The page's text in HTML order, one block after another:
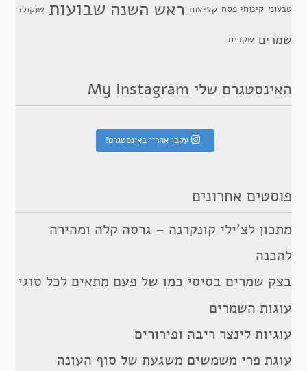
טבעוני קינוחי פסח קציצות ראש השנה שבועות שוקולד
שמרים שקדים
האינסטגרם שלי My Instagram
עקבו אחריי באינסטגרם!
פוסטים אחרונים
מתכון לצ’ילי קונקרנה – גרסה קלה ומהירה
להכנה
בצק שמרים בסיסי כמו של פעם מתאים לכל סוגי
עוגות השמרים
עוגיות לינצר ריבה ופירורים
עוגת פרי משמשים משגעת של סוף העונה